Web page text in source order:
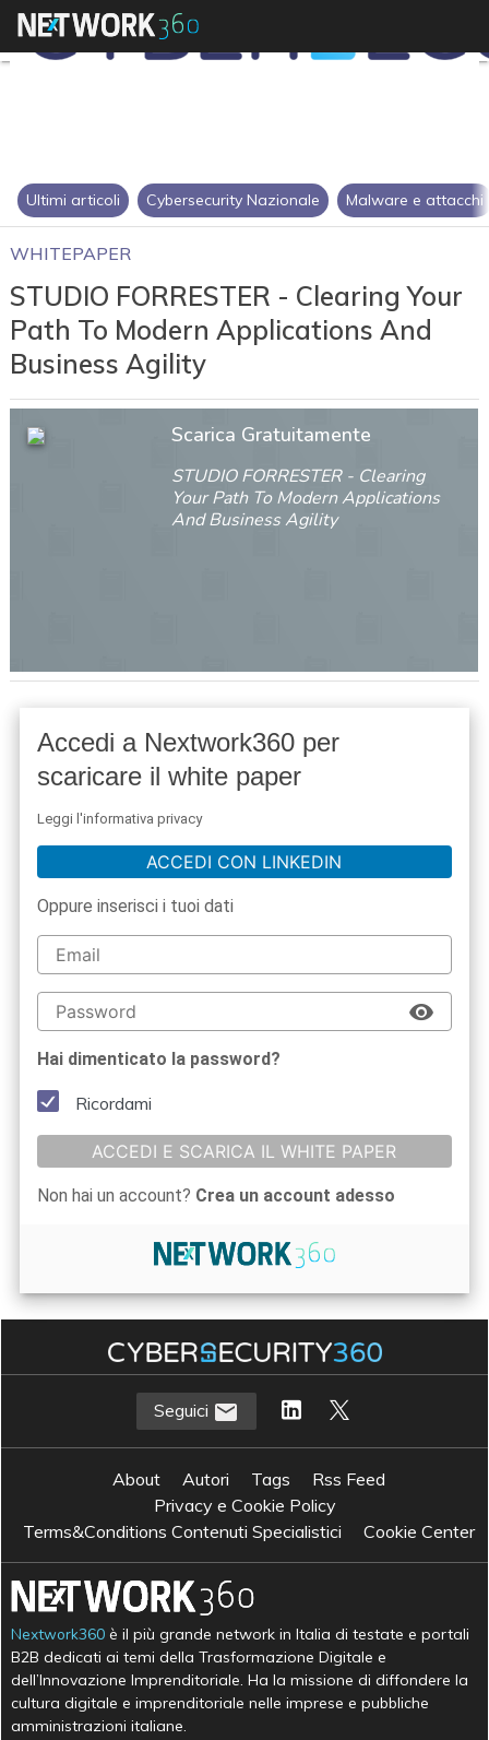
Ultimi articoli Cybersecurity Nazionale Malware e attacchi
WHITEPAPER
STUDIO FORRESTER - Clearing Your
Path To Modern Applications And
Business Agility
Scarica Gratuitamente
STUDIO FORRESTER - Clearing
Your Path To Modern Applications
And Business Agility
Accedi a Nextwork360 per
scaricare il white paper
Leggi l'informativa privacy
ACCEDI CON LINKEDIN
Oppure inserisci i tuoi dati
Hai dimenticato la password?
Ricordami
ACCEDI E SCARICA IL WHITE PAPER
Non hai un account? Crea un account adesso
Seguici
About Autori Tags
Rss Feed
Privacy e Cookie Policy
Terms&Conditions Contenuti Specialistici
Cookie Center
Nextwork360 è il più grande network in Italia di testate e portali
B2B dedicati ai temi della Trasformazione Digitale e
dell’Innovazione Imprenditoriale. Ha la missione di diffondere la
cultura digitale e imprenditoriale nelle imprese e pubbliche
amministrazioni italiane.